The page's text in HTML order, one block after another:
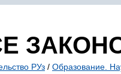
РУз / Образование.